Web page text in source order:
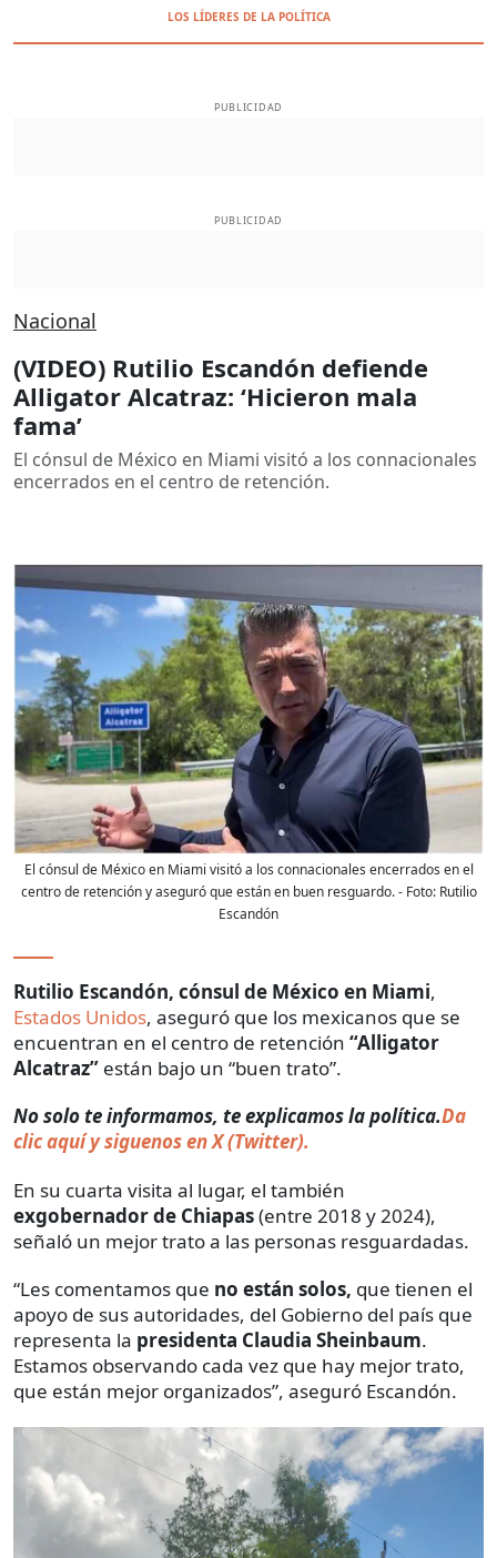
LOS LÍDERES DE LA POLÍTICA
PUBLICIDAD
PUBLICIDAD
Nacional
(VIDEO) Rutilio Escandón defiende
Alligator Alcatraz: ‘Hicieron mala
fama’
El cónsul de México en Miami visitó a los connacionales
encerrados en el centro de retención.
El cónsul de México en Miami visitó a los connacionales encerrados en el
centro de retención y aseguró que están en buen resguardo.- Foto: Rutilio
Escandón
Rutilio Escandón, cónsul de México en Miami,
Estados Unidos, aseguró que los mexicanos que se
encuentran en el centro de retención “Alligator
Alcatraz” están bajo un “buen trato”.
No solo te informamos, te explicamos la política.Da
clic aquí y siguenos en X (Twitter).
En su cuarta visita al lugar, el también
exgobernador de Chiapas(entre 2018 y 2024),
señaló un mejor trato a las personas resguardadas.
“Les comentamos que no están solos, que tienen el
apoyo de sus autoridades, del Gobierno del país que
representa la presidenta Claudia Sheinbaum.
Estamos observando cada vez que hay mejor trato,
que están mejor organizados”, aseguró Escandón.